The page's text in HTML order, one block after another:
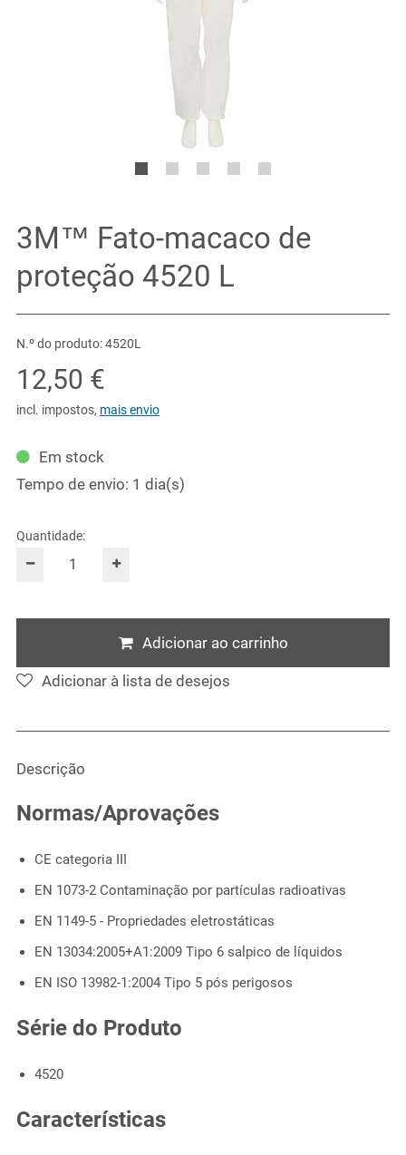
3M™ Fato-macaco de
proteção 4520 L
N.º do produto: 4520L
12,50 €
incl. impostos, mais envio
Em stock
Tempo de envio: 1 dia(s)
Quantidade:
Adicionar ao carrinho
Adicionar à lista de desejos
Descrição
Normas/Aprovações
CE categoria III
EN 1073-2 Contaminação por partículas radioativas
EN 1149-5 - Propriedades eletrostáticas
EN 13034:2005+A1:2009 Tipo 6 salpico de líquidos
EN ISO 13982-1:2004 Tipo 5 pós perigosos
Série do Produto
4520
Características